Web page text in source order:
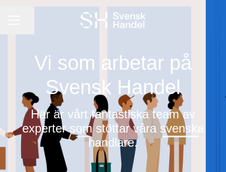
Vi som arbetar på
Svensk Handel
Här är vårt fantastiska team av
experter som stöttar våra svenska
handlare.